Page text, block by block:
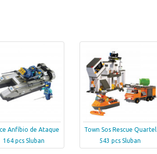
Anfíbio de Ataque
164 pcs Sluban
Town Sos Rescue Quartel
543 pcs Sluban